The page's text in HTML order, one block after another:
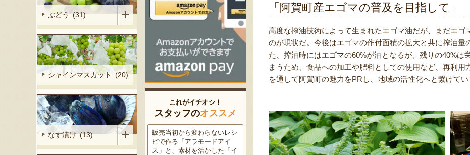
「阿賀町産エゴマの普及を目指して」
高度な搾油技術によって生まれたエゴマ油だが、まだエ
のが現状だ。今後はエゴマの作付面積の拡大と共に搾油量
た、搾油時にはエゴマの60%が油となるが、残りの40%は
まうため、食品への加工や肥料としての使用など、再利
を通して阿賀町の魅力をPRし、地域の活性化へと繋げてい
ぶどう (31)
シャインマスカット (20)
なす漬け (13)
これがイチオシ！
スタッフのオススメ
販売当初から変わらないレシ
ピで作る「アラモードアイ
ス」と、素材を活かした「イ
この道50年の大ベテラン農家
が育てた美味しい新潟枝豆・
茶豆！手塩にかけて育てた枝
新潟の夏と言えば大阪屋の流
れ梅！国産の梅果汁とくずき
り風のゼリーの相性が抜群。
魚沼市だけで作られている
「深雪なす」を使ったなす漬
け。しっかりとした塩味が好
太田
たア
生